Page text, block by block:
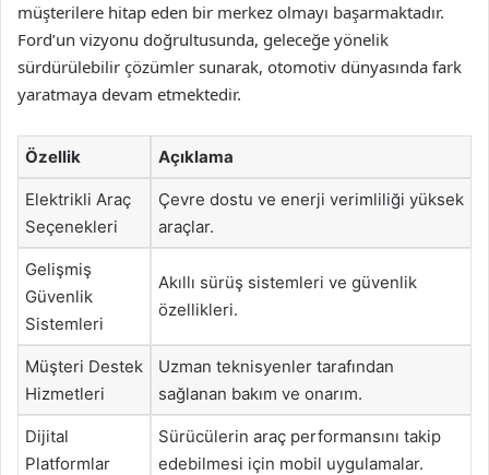
müşterilere hitap eden bir merkez olmayı başarmaktadır.
Ford’un vizyonu doğrultusunda, geleceğe yönelik
sürdürülebilir çözümler sunarak, otomotiv dünyasında fark
yaratmaya devam etmektedir.
Özellik Açıklama
Elektrikli Araç
Seçenekleri
Çevre dostu ve enerji verimliliği yüksek
araçlar.
Gelişmiş
Güvenlik
Sistemleri
Akıllı sürüş sistemleri ve güvenlik
özellikleri.
Müşteri Destek
Hizmetleri
Uzman teknisyenler tarafından
sağlanan bakım ve onarım.
Dijital
Platformlar
Sürücülerin araç performansını takip
edebilmesi için mobil uygulamalar.